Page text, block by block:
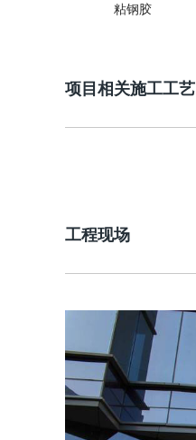
粘钢胶
项目相关施工工艺
工程现场